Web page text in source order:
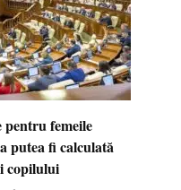
femeile
putea fi calculată
copilului